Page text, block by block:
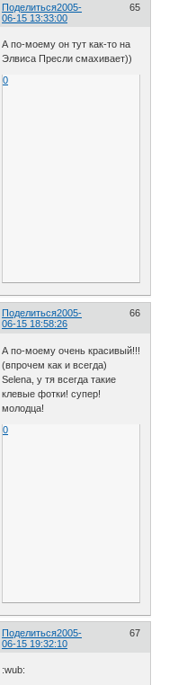
Поделиться 65
2005-
06-15 13:33:00
А по-моему он тут как-то на
Элвиса Пресли смахивает))
0
Поделиться 66
2005-
06-15 18:58:26
А по-моему очень красивый!!!
(впрочем как и всегда)
Selena, у тя всегда такие
клевые фотки! супер!
молодца!
0
Поделиться 67
2005-
06-15 19:32:10
:wub: